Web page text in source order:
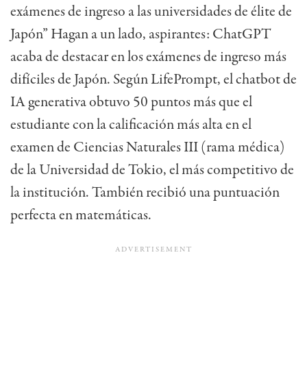
exámenes de ingreso a las universidades de élite de
Japón” Hagan a un lado, aspirantes: ChatGPT
acaba de destacar en los exámenes de ingreso más
difíciles de Japón. Según LifePrompt, el chatbot de
IA generativa obtuvo 50 puntos más que el
estudiante con la calificación más alta en el
examen de Ciencias Naturales III (rama médica)
de la Universidad de Tokio, el más competitivo de
la institución. También recibió una puntuación
perfecta en matemáticas.